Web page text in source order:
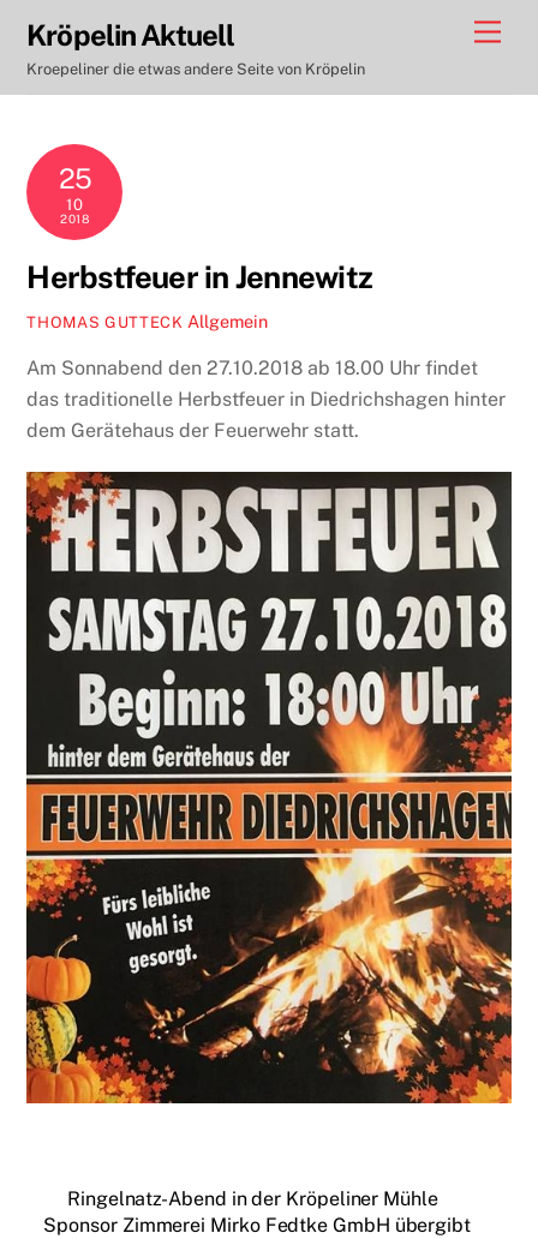
content
Kröpelin Aktuell
Kroepeliner die etwas andere Seite von Kröpelin
25
10
2018
Herbstfeuer in Jennewitz
THOMAS GUTTECK Allgemein
Am Sonnabend den 27.10.2018 ab 18.00 Uhr findet
das traditionelle Herbstfeuer in Diedrichshagen hinter
dem Gerätehaus der Feuerwehr statt.
Ringelnatz-Abend in der Kröpeliner Mühle
Sponsor Zimmerei Mirko Fedtke GmbH übergibt